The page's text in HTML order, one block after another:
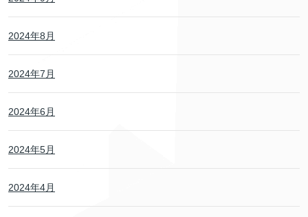
2024年8月
2024年7月
2024年6月
2024年5月
2024年4月